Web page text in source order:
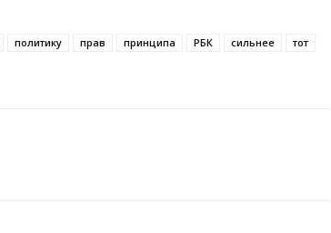
политику прав принципа РБК сильнее
тот